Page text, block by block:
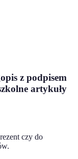
z podpisem
artykuły
czy do